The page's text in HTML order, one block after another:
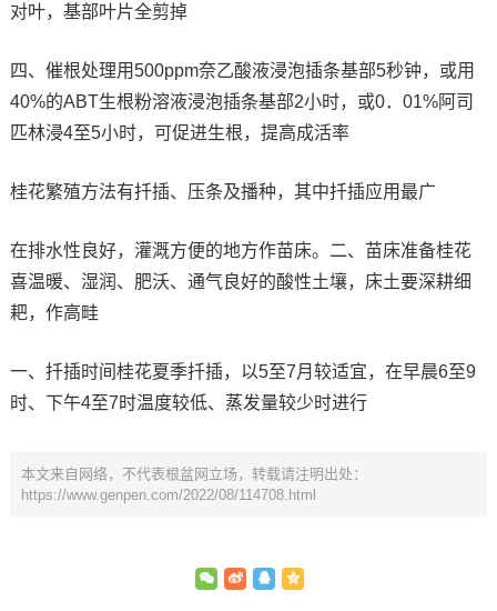
对叶，基部叶片全剪掉
四、催根处理用500ppm奈乙酸液浸泡插条基部5秒钟，或用
40%的ABT生根粉溶液浸泡插条基部2小时，或0．01%阿司
匹林浸4至5小时，可促进生根，提高成活率
桂花繁殖方法有扦插、压条及播种，其中扦插应用最广
在排水性良好，灌溉方便的地方作苗床。二、苗床准备桂花
喜温暖、湿润、肥沃、通气良好的酸性土壤，床土要深耕细
耙，作高畦
一、扦插时间桂花夏季扦插，以5至7月较适宜，在早晨6至9
时、下午4至7时温度较低、蒸发量较少时进行
本文来自网络，不代表根盆网立场，转载请注明出处：
https://www.genpen.com/2022/08/114708.html